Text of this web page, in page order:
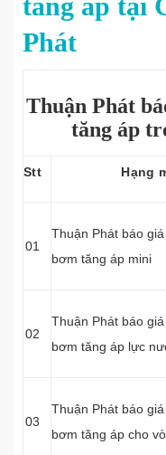
Phát
Thuận Phát
tăng áp
Stt Hạng
01
Thuận Phát báo
bơm tăng áp mini
02
Thuận Phát báo
bơm tăng áp lực
03
Thuận Phát báo
bơm tăng áp cho